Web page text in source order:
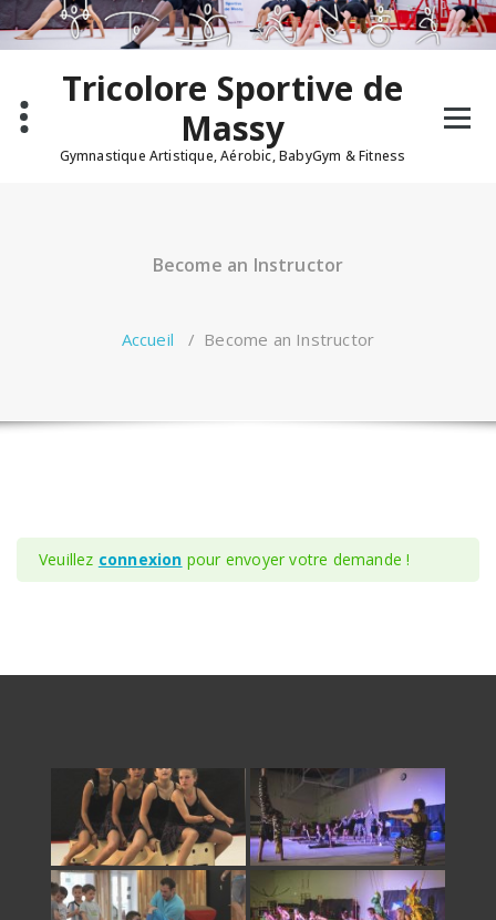
Aller
au
contenu
Tricolore Sportive de
Massy
Gymnastique Artistique, Aérobic, BabyGym & Fitness
Become an Instructor
Accueil / Become an Instructor
Veuillez connexion pour envoyer votre demande !